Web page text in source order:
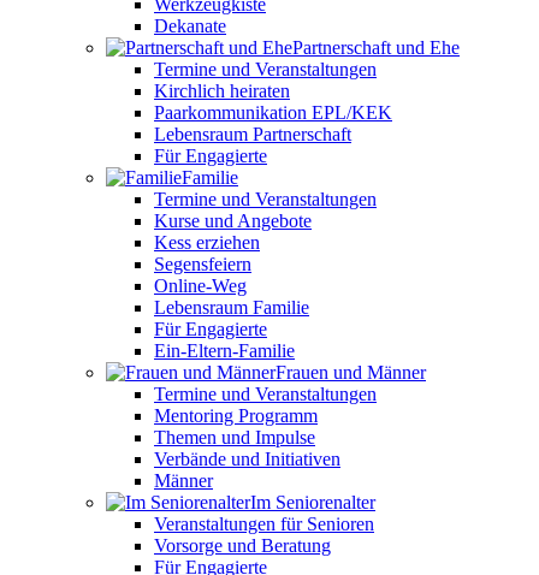
Werkzeugkiste
Dekanate
Partnerschaft und Ehe
Termine und Veranstaltungen
Kirchlich heiraten
Paarkommunikation EPL/KEK
Lebensraum Partnerschaft
Für Engagierte
Familie
Termine und Veranstaltungen
Kurse und Angebote
Kess erziehen
Segensfeiern
Online-Weg
Lebensraum Familie
Für Engagierte
Ein-Eltern-Familie
Frauen und Männer
Termine und Veranstaltungen
Mentoring Programm
Themen und Impulse
Verbände und Initiativen
Männer
Im Seniorenalter
Veranstaltungen für Senioren
Vorsorge und Beratung
Für Engagierte